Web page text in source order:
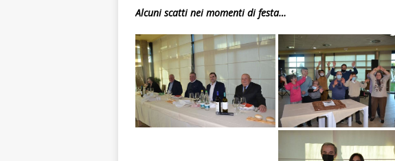
Alcuni scatti nei momenti di festa…